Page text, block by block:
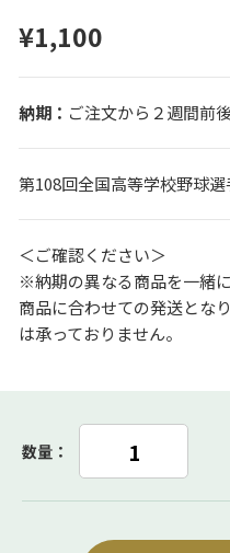
¥1,100
ご注文から２週間前
第108回全国高等学校野球
＜ご確認ください＞
※納期の異なる商品を一緒
商品に合わせての発送とな
は承っておりません。
数量：